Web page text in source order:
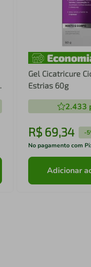
Gel Cicatricure
Estrias 60g
2.433
R$69,34 -
No pagamento com
Adicionar